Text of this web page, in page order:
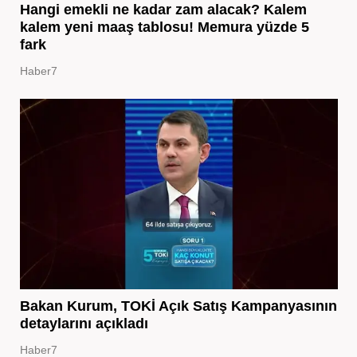
Hangi emekli ne kadar zam alacak? Kalem
kalem yeni maaş tablosu! Memura yüzde 5
fark
Haber7
Bakan Kurum, TOKİ Açık Satış Kampanyasının
detaylarını açıkladı
Haber7